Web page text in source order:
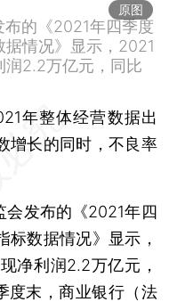
原图
的《2021年四季度
情况》显示，2021
润2.2万亿元，同比
年整体经营数据出
增长的同时，不良率
发布的《2021年四
标数据情况》显示，
净利润2.2万亿元，
度末，商业银行（法